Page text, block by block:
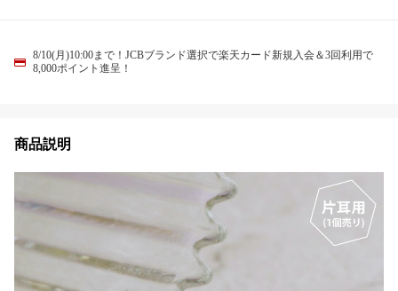
8/10(月)10:00まで！JCBブランド選択で楽天カード新規入会＆3回利用で
8,000ポイント進呈！
商品説明